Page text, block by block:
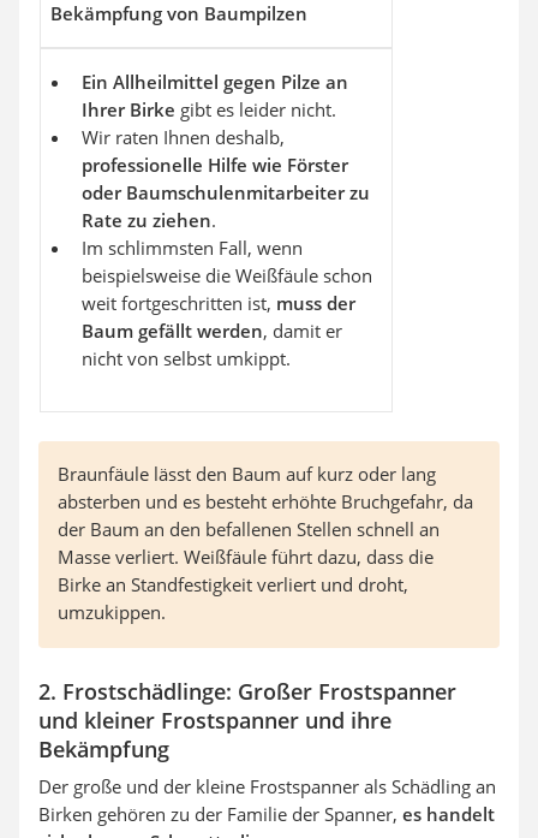
Bekämpfung von Baumpilzen
Ein Allheilmittel gegen Pilze an
Ihrer Birke gibt es leider nicht.
Wir raten Ihnen deshalb,
professionelle Hilfe wie Förster
oder Baumschulenmitarbeiter zu
Rate zu ziehen.
Im schlimmsten Fall, wenn
beispielsweise die Weißfäule schon
weit fortgeschritten ist, muss der
Baum gefällt werden, damit er
nicht von selbst umkippt.
Braunfäule lässt den Baum auf kurz oder lang
absterben und es besteht erhöhte Bruchgefahr, da
der Baum an den befallenen Stellen schnell an
Masse verliert. Weißfäule führt dazu, dass die
Birke an Standfestigkeit verliert und droht,
umzukippen.
2. Frostschädlinge: Großer Frostspanner
und kleiner Frostspanner und ihre
Bekämpfung
Der große und der kleine Frostspanner als Schädling an
Birken gehören zu der Familie der Spanner, es handelt